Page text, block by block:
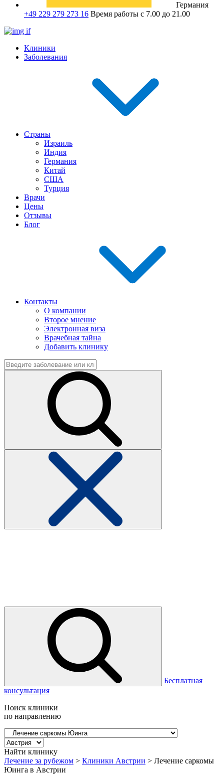
Германия
+49 229 279 273 16 Время работы с 7.00 до 21.00
Клиники
Заболевания
Страны
Израиль
Индия
Германия
Китай
США
Турция
Врачи
Цены
Отзывы
Блог
Контакты
О компании
Второе мнение
Электронная виза
Врачебная тайна
Добавить клинику
Бесплатная
консультация
Поиск клиники
по направлению
Найти клинику
Лечение за рубежом > Клиники Австрии > Лечение саркомы
Юинга в Австрии